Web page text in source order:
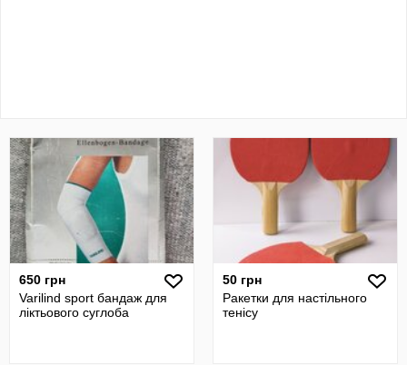
650 грн
Varilind sport бандаж для
ліктьового суглоба
50 грн
Ракетки для настільного
тенісу